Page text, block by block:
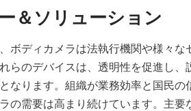
ボディカメラは法執行機関や様々な
らのデバイスは、透明性を促進し、
なります。組織が業務効率と国民の
の需要は高まり続けています。主要